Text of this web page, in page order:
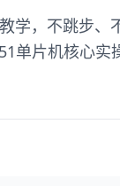
，不跳步
片机核心